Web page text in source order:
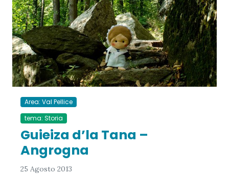
Area: Val Pellice
tema: Storia
Guieiza d’la Tana –
Angrogna
25 Agosto 2013